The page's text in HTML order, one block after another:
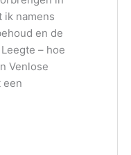
ik namens
en de
– hoe
Venlose
een